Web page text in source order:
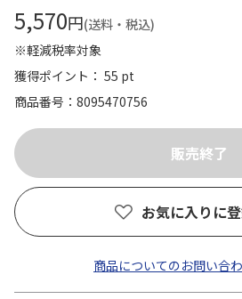
5,570円(送料・税込)
※軽減税率対象
獲得ポイント： 55 pt
商品番号
8095470756
お気に入りに
商品についてのお問い合